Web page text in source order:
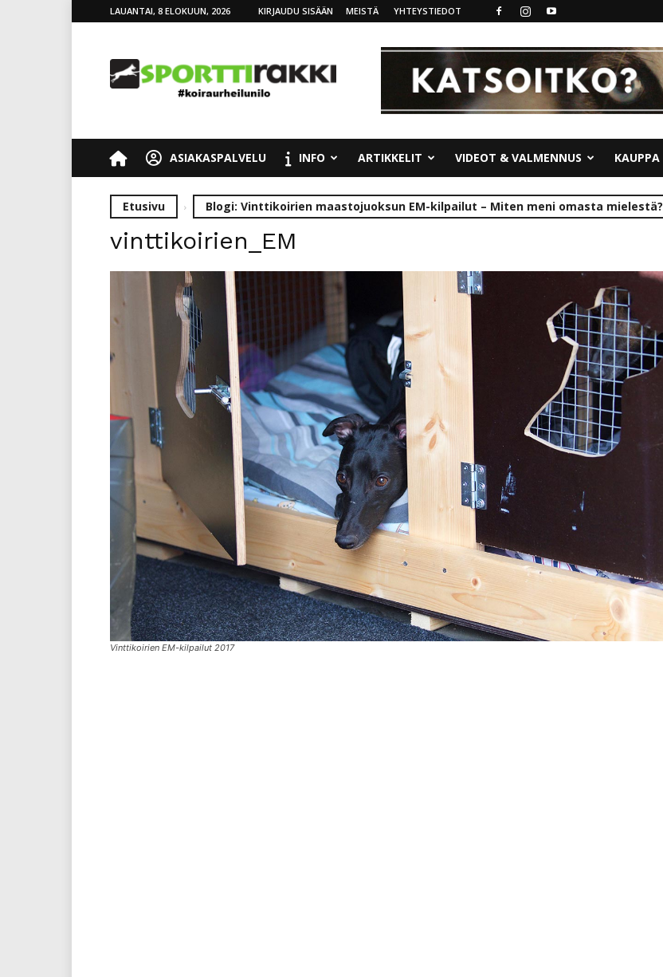
LAUANTAI, 8 ELOKUUN, 2026 KIRJAUDU SISÄÄN MEISTÄ YHTEYSTIEDOT
ASIAKASPALVELU INFO ARTIKKELIT VIDEOT & VALMENNUS KAUPPA
Etusivu Blogi: Vinttikoirien maastojuoksun EM-kilpailut – Miten meni omasta mielestä?
vinttikoirien_EM
Vinttikoirien EM-kilpailut 2017